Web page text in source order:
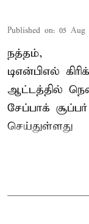
Published on: 05 Aug
நத்தம்,
டிஎன்பிஎல்
ஆட்டத்தில்
சேப்பாக்
செய்துள்ளது